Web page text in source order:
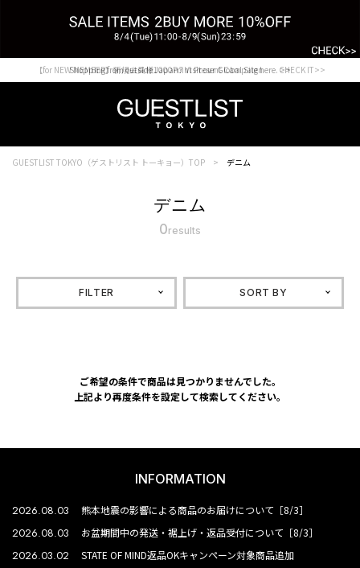
Shopping from outside Japan? Visit our Global Site here. >>
【for NEW MEMBER】新規会員様1000Point Present Campaign CHECK IT>>
GUESTLIST TOKYO（ゲストリスト トーキョー）TOP デニム
デニム
0results
FILTER SORT BY
ご希望の条件で商品は見つかりませんでした。
上記より再度条件を設定して検索してください。
INFORMATION
2026.08.03 熊本地震の影響による商品のお届けについて［8/3］
2026.08.03 お盆期間中の発送・裾上げ・返品受付について［8/3］
2026.03.02 STATE OF MIND返品OKキャンペーン対象商品追加